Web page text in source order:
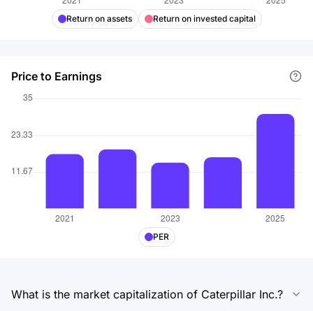
Return on assets Return on invested capital
Price to Earnings
PER
What is the market capitalization of Caterpillar Inc.?